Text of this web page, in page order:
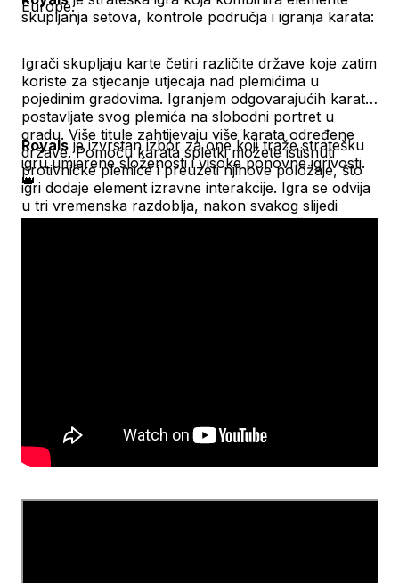
Europe.
skupljanja setova, kontrole područja i igranja karata:
Igrači skupljaju karte četiri različite države koje zatim
koriste za stjecanje utjecaja nad plemićima u
pojedinim gradovima. Igranjem odgovarajućih karata
postavljate svog plemića na slobodni portret u
gradu. Više titule zahtijevaju više karata određene
države. Pomoću karata spletki možete istisnuti
protivničke plemiće i preuzeti njihove položaje, što
igri dodaje element izravne interakcije. Igra se odvija
u tri vremenska razdoblja, nakon svakog slijedi
bodovanje prema utjecaju u pojedinim državama.
Royals je izvrstan izbor za one koji traže stratešku
igru umjerene složenosti i visoke ponovne igrivosti.
👑